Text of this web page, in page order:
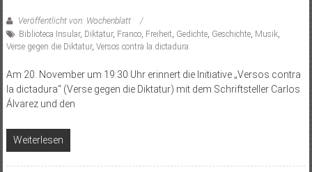
Veröffentlicht von: Wochenblatt
Biblioteca Insular, Diktatur, Franco, Freiheit Gedichte, Geschichte, Musik,
Verse gegen die Diktatur, Versos contra la dictadura
Am 20. November um 19:30 Uhr erinnert die Initiative „Versos contra
la dictadura“ (Verse gegen die Diktatur) mit dem Schriftsteller Carlos
Álvarez und den
Weiterlesen